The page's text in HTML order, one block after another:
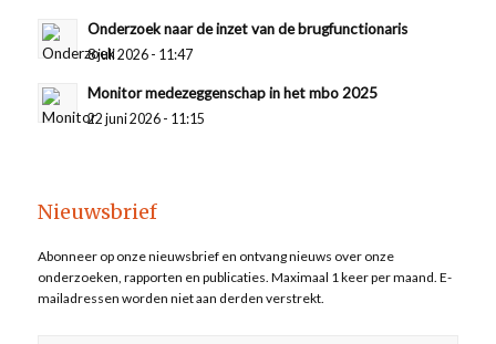
Onderzoek naar de inzet van de brugfunctionaris
8 juli 2026 - 11:47
Monitor medezeggenschap in het mbo 2025
22 juni 2026 - 11:15
Nieuwsbrief
Abonneer op onze nieuwsbrief en ontvang nieuws over onze
onderzoeken, rapporten en publicaties. Maximaal 1 keer per maand. E-
mailadressen worden niet aan derden verstrekt.